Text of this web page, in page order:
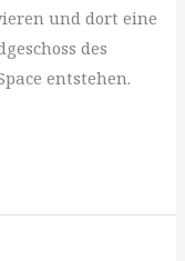
und dort eine
des
entstehen.